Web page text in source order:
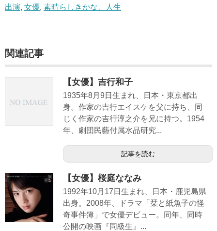
出演, 女優, 素晴らしきかな、人生
関連記事
【女優】吉行和子
1935年8月9日生まれ、日本・東京都出
身。作家の吉行エイスケを父に持ち、同
じく作家の吉行淳之介を兄に持つ。1954
年、劇団民藝付属水品研究...
記事を読む
【女優】桜庭ななみ
1992年10月17日生まれ、日本・鹿児島県
出身。2008年、ドラマ「栞と紙魚子の怪
奇事件簿」で女優デビュー。同年、同時
公開の映画『同級生』...